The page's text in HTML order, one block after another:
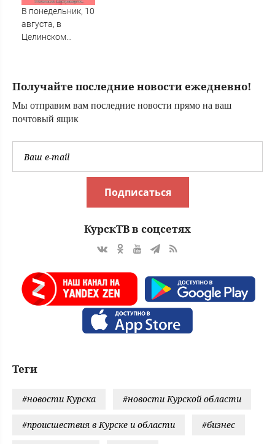
В понедельник, 10
августа, в
Целинском
Получайте последние новости ежедневно!
Мы отправим вам последние новости прямо на ваш
почтовый ящик
Подписаться
КурскТВ в соцсетях
Теги
#новости Курска #новости Курской области
#происшествия в Курске и области #бизнес